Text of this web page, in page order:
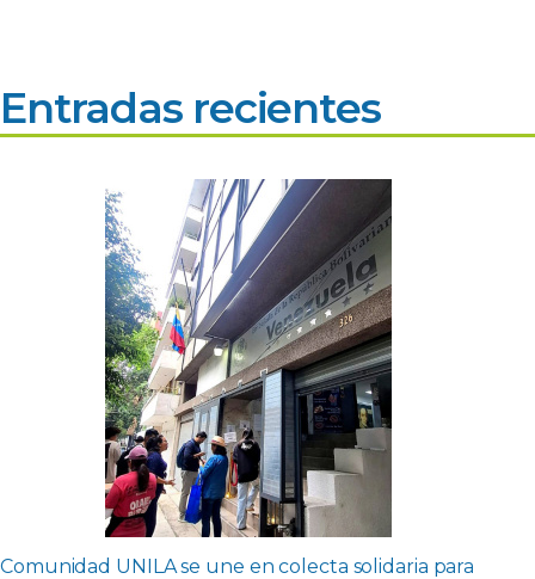
Entradas recientes
Comunidad UNILA se une en colecta solidaria para